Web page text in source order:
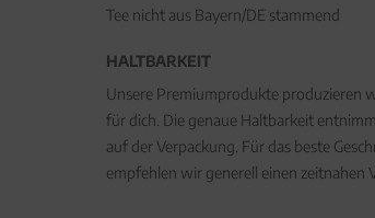
Tee nicht aus Bayern/DE stammend
HALTBARKEIT
Unsere Premiumprodukte produzieren
für dich. Die genaue Haltbarkeit
auf der Verpackung. Für das beste
empfehlen wir generell einen zeitnahen